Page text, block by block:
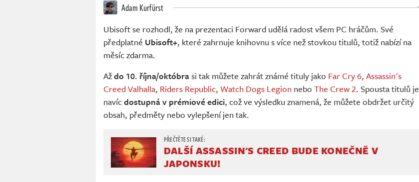
Adam Kurfürst
Ubisoft se rozhodl, že na prezentaci Forward udělá radost všem PC hráčům. Své
předplatné Ubisoft+, které zahrnuje knihovnu s více než stovkou titulů, totiž nabízí na
měsíc zdarma.
Aždo 10. října/októbrasi tak můžete zahrát známé tituly jako Far Cry 6, Assassin's
Creed Valhalla, Riders Republic, Watch Dogs Legion nebo The Crew 2. Spousta titulů je
navícdostupná v prémiové edici, což ve výsledku znamená, že můžete obdržet určitý
obsah, předměty nebo vylepšení jen tak.
DALŠÍ ASSASSIN'S CREED BUDE KONEČNĚ V
JAPONSKU!